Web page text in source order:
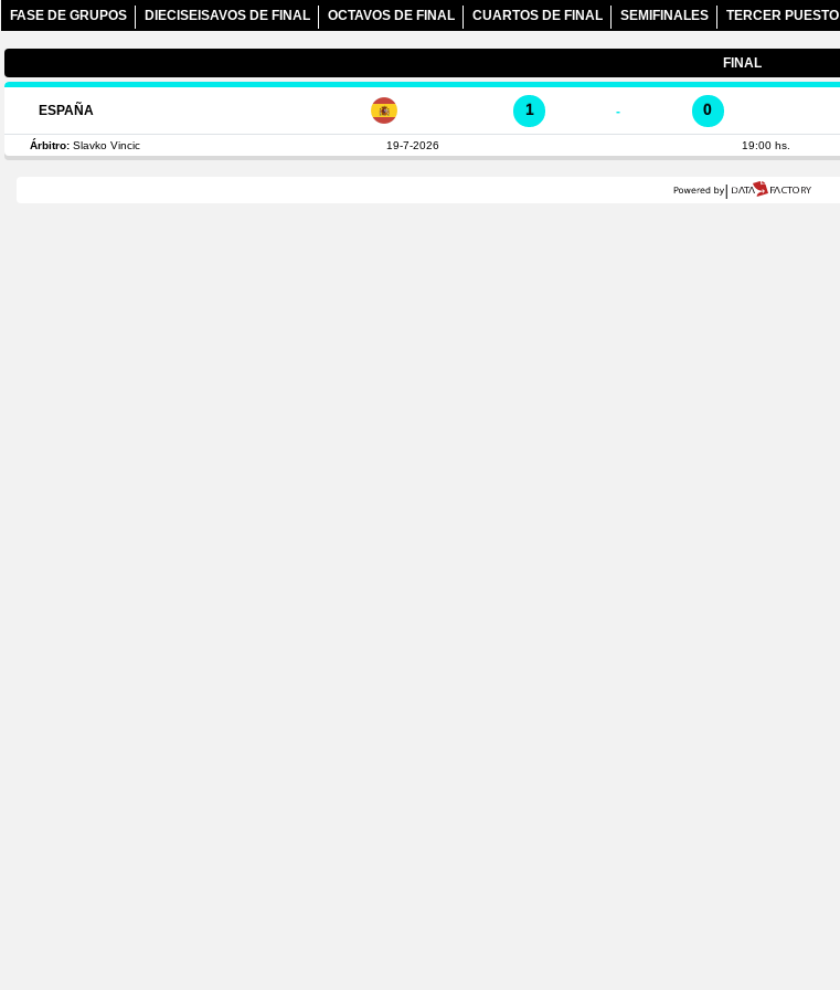
FASE DE GRUPOS DIECISEISAVOS DE FINAL OCTAVOS DE FINAL CUARTOS DE FINAL SEMIFINALES TERCER PUESTO
FINAL
ESPAÑA 1 - 0
Árbitro: Slavko Vincic 19-7-2026 19:00 hs.